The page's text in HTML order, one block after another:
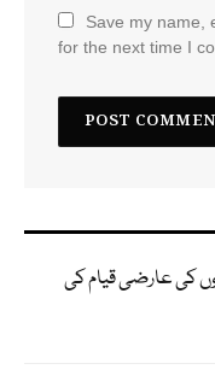
Save my name,
for the next time I
کی عارضی قیام کی